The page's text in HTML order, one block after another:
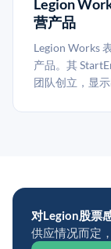
Legion
营产品
Legion Works
产品。其
团队创立，显
对Legion股票
供应情况而定